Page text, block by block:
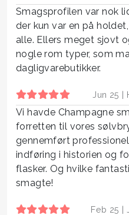
Smagsprofilen var nok
der kun var en på
alle. Ellers meget sjovt
nogle rom typer, som
dagligvarebutikker.
Jun 25 |
Vi havde Champagne
forretten til vores
gennemført
indføring i historien og
flasker. Og hvilke
smagte!
Feb 25 |